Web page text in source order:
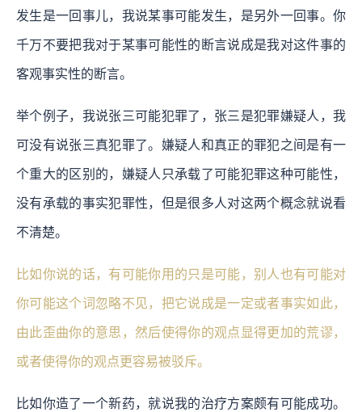
发生是一回事儿，我说某事可能发生，是另外一回事。你
千万不要把我对于某事可能性的断言说成是我对这件事的
客观事实性的断言。
举个例子，我说张三可能犯罪了，张三是犯罪嫌疑人，我
可没有说张三真犯罪了。嫌疑人和真正的罪犯之间是有一
个重大的区别的，嫌疑人只承载了可能犯罪这种可能性，
没有承载的事实犯罪性，但是很多人对这两个概念就说看
不清楚。
比如你说的话，有可能你用的只是可能，别人也有可能对
你可能这个词忽略不见，把它说成是一定或者事实如此，
由此歪曲你的意思，然后使得你的观点显得更加的荒谬，
或者使得你的观点更容易被驳斥。
比如你造了一个新药，就说我的治疗方案颇有可能成功。